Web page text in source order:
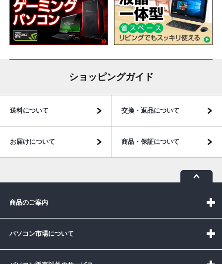
ショッピングガイド
送料について 交換・返品について
お届けについて 商品・保証について
商品のご案内
パソコン市場について